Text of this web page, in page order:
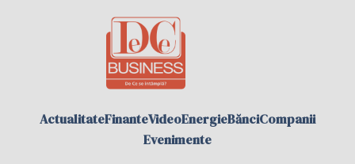
ActualitateFinanteVideoEnergieBănciCompanii
Evenimente